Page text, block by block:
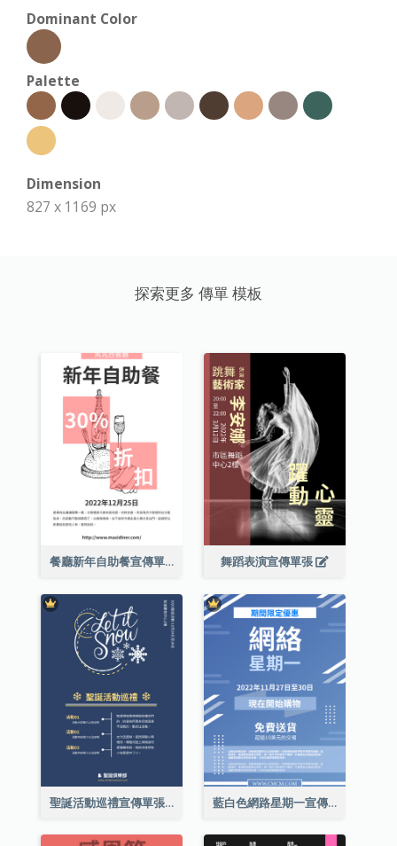
Dominant Color
Palette
Dimension
827 x 1169 px
探索更多 傳單 模板
餐廳新年自助餐宣傳單張 舞蹈表演宣傳單張
聖誕活動巡禮宣傳單張(附介紹) 藍白色網路星期一宣傳單張